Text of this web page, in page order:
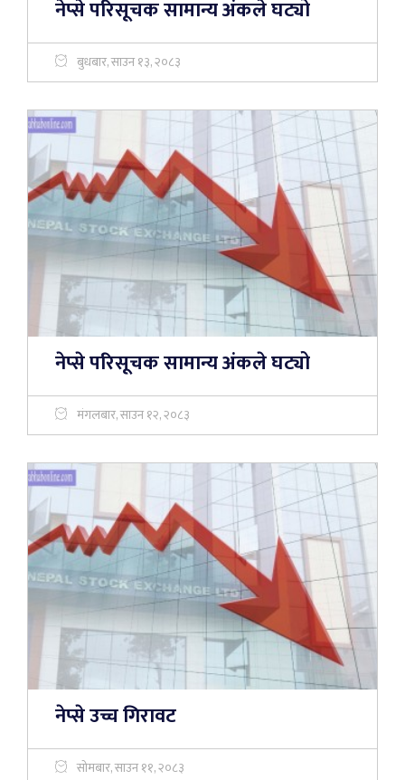
नेप्से परिसूचक सामान्य अंकले घट्यो
बुधबार, साउन १३, २०८३
नेप्से परिसूचक सामान्य अंकले घट्यो
मंगलबार, साउन १२, २०८३
नेप्से उच्च गिरावट
सोमबार, साउन ११, २०८३